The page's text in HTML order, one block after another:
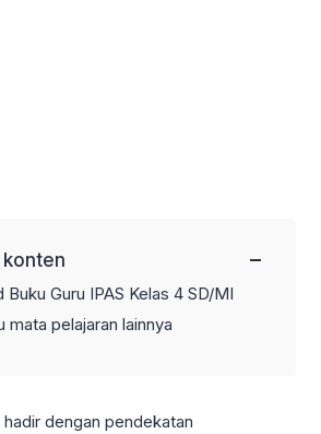
−
Buku Guru IPAS Kelas 4 SD/MI
mata pelajaran lainnya
dengan pendekatan